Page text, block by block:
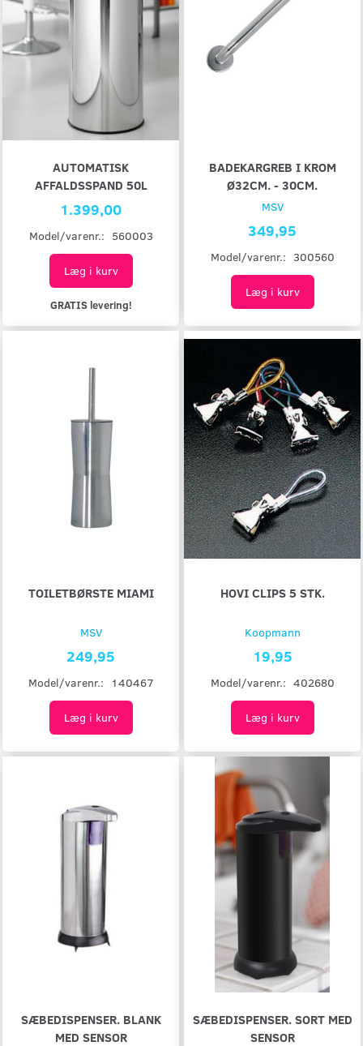
AUTOMATISK
AFFALDSSPAND 50L
1.399,00
Model/varenr.: 560003
Læg i kurv
GRATIS levering!
BADEKARGREB I KROM
Ø32CM. - 30CM.
MSV
349,95
Model/varenr.: 300560
Læg i kurv
TOILETBØRSTE MIAMI
MSV
249,95
Model/varenr.: 140467
Læg i kurv
HOVI CLIPS 5 STK.
Koopmann
19,95
Model/varenr.: 402680
Læg i kurv
SÆBEDISPENSER. BLANK
MED SENSOR
SÆBEDISPENSER. SORT MED
SENSOR